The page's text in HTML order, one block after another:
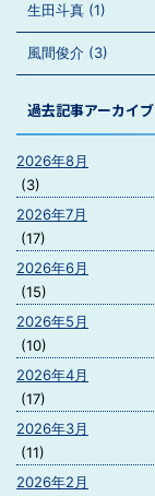
生田斗真 (1)
風間俊介 (3)
過去記事アーカイブ
2026年8月
(3)
2026年7月
(17)
2026年6月
(15)
2026年5月
(10)
2026年4月
(17)
2026年3月
(11)
2026年2月